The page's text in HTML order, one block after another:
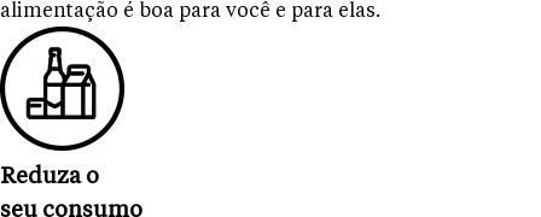
alimentação é boa para você e para elas.
Reduza o
seu consumo